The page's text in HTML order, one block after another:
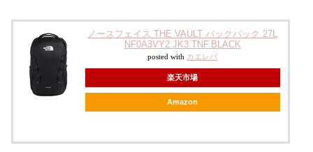
ノースフェイス THE VAULT バックパック 27L
NF0A3VY2 JK3 TNF.BLACK
posted with カエレバ
楽天市場
Amazon